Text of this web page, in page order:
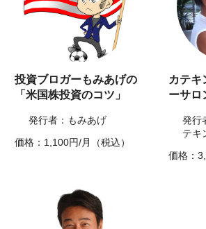
投資ブロガーもみあげの
「米国株投資のコツ」
発行者：もみあげ
価格：1,100円/月（税込）
カテキ
ーサロ
発行
テキ
価格：